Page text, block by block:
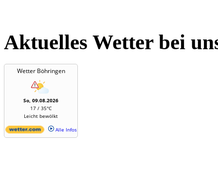
Aktuelles Wetter bei
Wetter Böhringen
So, 09.08.2026
17 / 35°C
Leicht bewölkt
Alle Infos